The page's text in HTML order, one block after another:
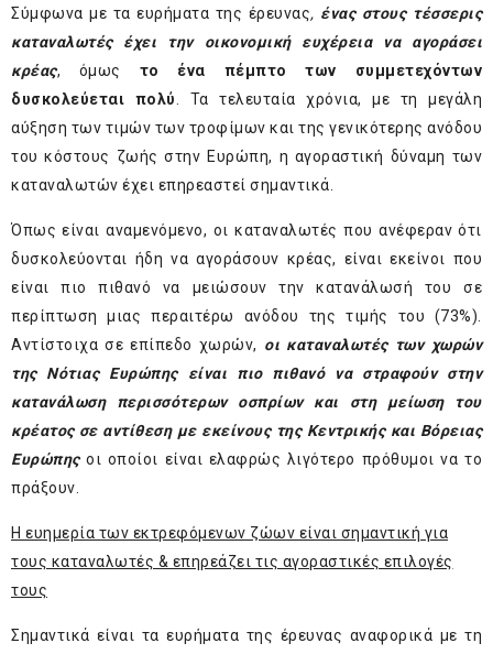
Σύμφωνα με τα ευρήματα της έρευνας, ένας στους τέσσερις
καταναλωτές έχει την οικονομική ευχέρεια να αγοράσει
κρέας, όμως το ένα πέμπτο των συμμετεχόντων
δυσκολεύεται πολύ. Τα τελευταία χρόνια, με τη μεγάλη
αύξηση των τιμών των τροφίμων και της γενικότερης ανόδου
του κόστους ζωής στην Ευρώπη, η αγοραστική δύναμη των
καταναλωτών έχει επηρεαστεί σημαντικά.
Όπως είναι αναμενόμενο, οι καταναλωτές που ανέφεραν ότι
δυσκολεύονται ήδη να αγοράσουν κρέας, είναι εκείνοι που
είναι πιο πιθανό να μειώσουν την κατανάλωσή του σε
περίπτωση μιας περαιτέρω ανόδου της τιμής του (73%).
Αντίστοιχα σε επίπεδο χωρών, οι καταναλωτές των χωρών
της Νότιας Ευρώπης είναι πιο πιθανό να στραφούν στην
κατανάλωση περισσότερων οσπρίων και στη μείωση του
κρέατος σε αντίθεση με εκείνους της Κεντρικής και Βόρειας
Ευρώπηςοι οποίοι είναι ελαφρώς λιγότερο πρόθυμοι να το
πράξουν.
Η ευημερία των εκτρεφόμενων ζώων είναι σημαντική για
τους καταναλωτές & επηρεάζει τις αγοραστικές επιλογές
τους
Σημαντικά είναι τα ευρήματα της έρευνας αναφορικά με τη